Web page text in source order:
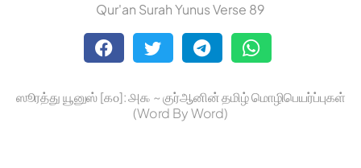
Mufti Omar Sheriff Qasimi,
Qur'an Surah Yunus Verse 89
ஸூரத்து யூனுஸ் [௧௦]: ௮௯ ~ குர்ஆனின் தமிழ் மொழிபெயர்ப்புகள்
(Word By Word)